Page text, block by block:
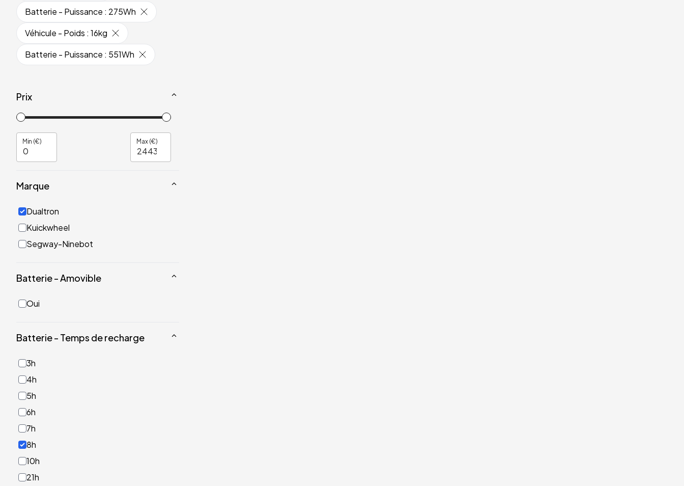
Batterie - Puissance : 275Wh
Véhicule - Poids : 16kg
Batterie - Puissance : 551Wh
Prix
Min (€) Max (€)
Marque
Dualtron
Kuickwheel
Segway-Ninebot
Batterie - Amovible
Oui
Batterie - Temps de recharge
3h
4h
5h
6h
7h
8h
10h
21h